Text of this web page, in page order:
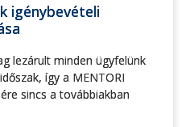
igénybevételi
lezárult minden ügyfelünk
így a MENTORI
sincs a továbbiakban